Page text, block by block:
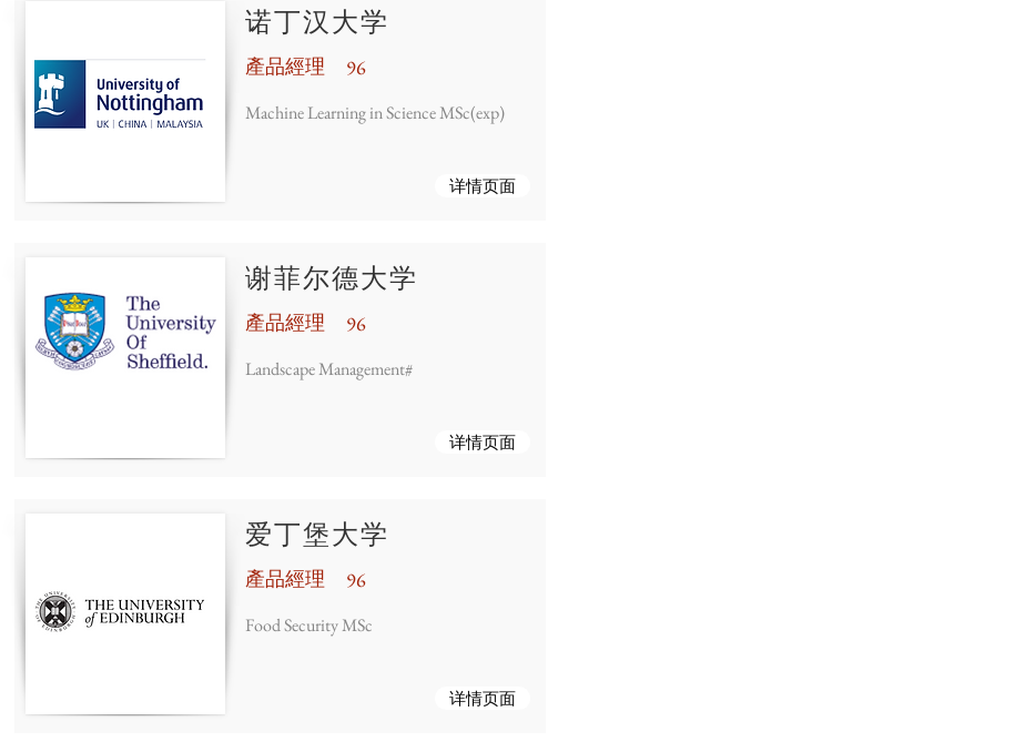
诺丁汉大学
產品經理 96
Machine Learning in Science MSc(exp)
详情页面
谢菲尔德大学
產品經理 96
Landscape Management#
详情页面
爱丁堡大学
產品經理 96
Food Security MSc
详情页面